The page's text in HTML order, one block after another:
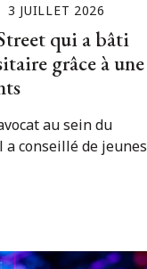
3 JUILLET 2026
qui a bâti
grâce à une
au sein du
a conseillé de jeunes